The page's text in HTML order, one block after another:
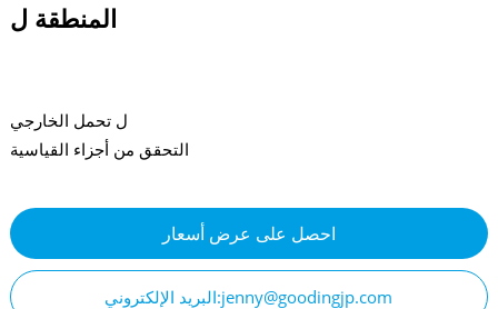
المنطقة ل
ل تحمل الخارجي
التحقق من أجزاء القياسية
احصل على عرض أسعار
البريد الإلكتروني:jenny@goodingjp.com